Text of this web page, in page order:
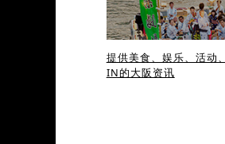
提供美食、娱乐、活动
IN的大阪资讯